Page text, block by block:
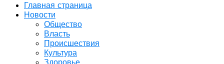
Главная страница
Новости
Общество
Власть
Происшествия
Культура